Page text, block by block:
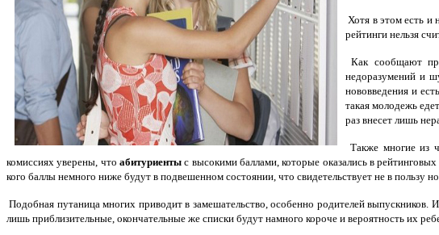
Хотя в этом есть и
рейтинги нельзя
Как сообщают
недоразумений и
нововведения и
такая молодежь
раз внесет лишь
Также многие из
комиссиях уверены, что абитуриентыс высокими баллами, которые оказались в
кого баллы немного ниже будут в подвешенном состоянии, что свидетельствует не в пользу
Подобная путаница многих приводит в замешательство, особенно родителей
лишь приблизительные, окончательные же списки будут намного короче и вероятность их